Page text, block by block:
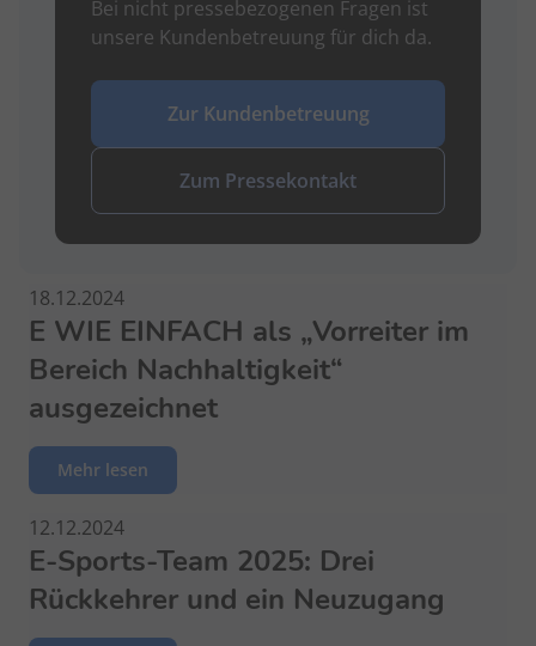
Bei nicht pressebezogenen Fragen ist
unsere Kundenbetreuung für dich da.
Zur Kundenbetreuung
Zum Pressekontakt
18.12.2024
E WIE EINFACH als „Vorreiter im
Bereich Nachhaltigkeit“
ausgezeichnet
Mehr lesen
12.12.2024
E-Sports-Team 2025: Drei
Rückkehrer und ein Neuzugang